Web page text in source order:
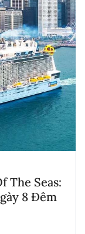
The Seas:
8 Đêm